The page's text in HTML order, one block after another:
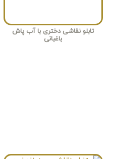
تابلو نقاشی دختری با آب پاش
باغبانی